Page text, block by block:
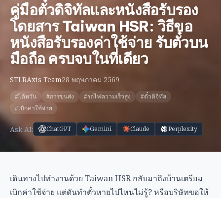
คู่มือตั๋วดิจิทัลและหนังสือรับรอง
โดยสาร Taiwan HSR: วิธีขอ
หนังสือรับรองค่าใช้จ่าย รับตั๋วบน
มือถือ ครบจบในที่เดียว
STLRAxis Team28 พฤษภาคม 2569
#ไต้หวัน #การขนส่ง #รถไฟความเร็วสูง
#ตั๋วดิจิทัล
#เบิกค่าใช้จ่าย
Ask AI: ChatGPT Gemini Claude Perplexity
เดินทางไปทำงานด้วย Taiwan HSR กลับมาถึงบ้านเตรียม
เบิกค่าใช้จ่าย แต่ดันทำตั๋วหายไปไหนไม่รู้? หรือบริษัทขอให้